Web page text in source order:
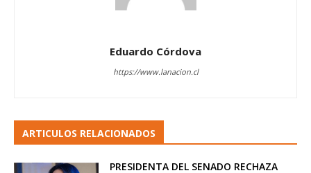
Eduardo Córdova
https://www.lanacion.cl
ARTICULOS RELACIONADOS
PRESIDENTA DEL SENADO RECHAZA